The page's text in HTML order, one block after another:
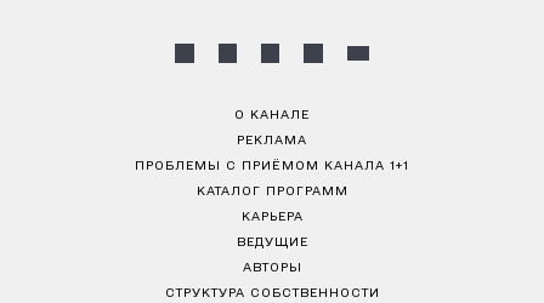
О КАНАЛЕ
РЕКЛАМА
ПРОБЛЕМЫ С ПРИЁМОМ КАНАЛА 1+1
КАТАЛОГ ПРОГРАММ
КАРЬЕРА
ВЕДУЩИЕ
АВТОРЫ
СТРУКТУРА СОБСТВЕННОСТИ